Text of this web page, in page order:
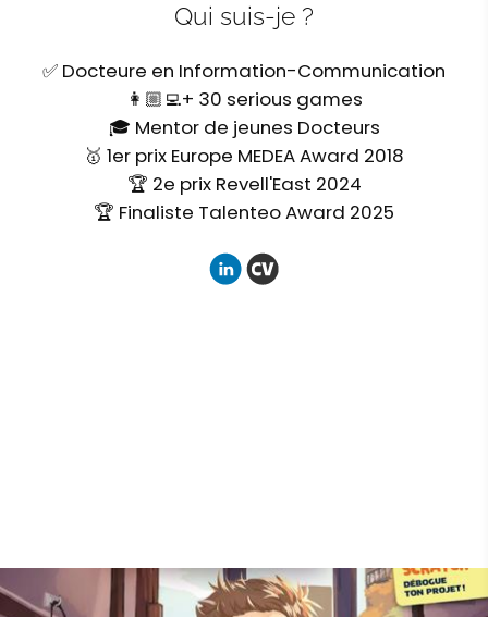
Qui suis-je ?
✅ Docteure en Information-Communication
👩🏼‍💻+ 30 serious games
🎓 Mentor de jeunes Docteurs
🥇 1er prix Europe MEDEA Award 2018
🏆 2e prix Revell'East 2024
🏆 Finaliste Talenteo Award 2025